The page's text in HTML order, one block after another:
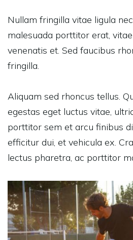
Nullam fringilla vitae ligula
malesuada porttitor erat,
venenatis et. Sed faucibus
fringilla.
Aliquam sed rhoncus tellus.
egestas eget luctus vitae,
porttitor sem et arcu finibus
efficitur dui, et vehicula ex.
lectus pharetra, ac porttitor